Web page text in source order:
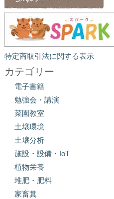
特定商取引法に関する表示
カテゴリー
電子書籍
勉強会・講演
菜園教室
土壌環境
土壌分析
施設・設備・IoT
植物栄養
堆肥・肥料
家畜糞